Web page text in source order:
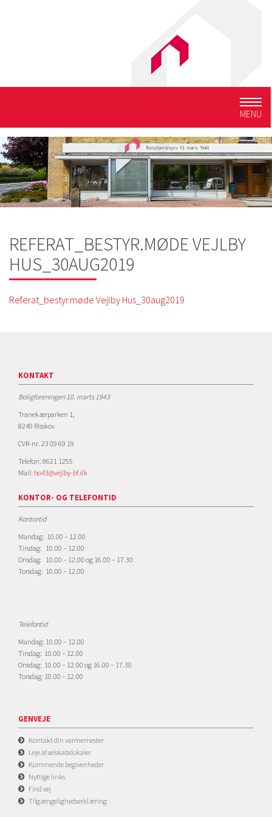
MENU
REFERAT_BESTYR.MØDE VEJLBY
HUS_30AUG2019
Referat_bestyr.møde Vejlby Hus_30aug2019
KONTAKT
Boligforeningen 10. marts 1943
Tranekærparken 1,
8240 Risskov
CVR-nr. 23 09 69 19
Telefon: 8621 1255
Mail: bo43@vejlby-bf.dk
KONTOR- OG TELEFONTID
Kontortid
Mandag: 10.00 – 12.00
Tirsdag: 10.00 – 12.00
Onsdag: 10.00 – 12.00 og 16.00 – 17.30
Torsdag: 10.00 – 12.00
Telefontid
Mandag: 10.00 – 12.00
Tirsdag: 10.00 – 12.00
Onsdag: 10.00 – 12.00 og 16.00 – 17.30
Torsdag: 10.00 – 12.00
GENVEJE
Kontakt din varmemester
Leje af selskabslokaler
Kommende begivenheder
Nyttige links
Find vej
Tilgængelighedserklæring